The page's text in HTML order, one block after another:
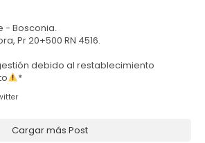
- Bosconia.
Pr 20+500 RN 4516.
debido al restablecimiento
*
Cargar más Post